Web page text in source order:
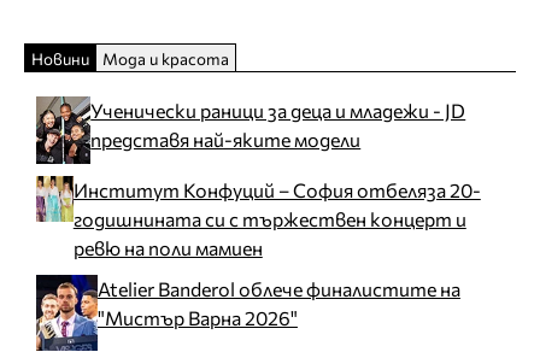
Новини Мода и красота
Ученически раници за деца и младежи - JD
представя най-яките модели
Институт Конфуций – София отбеляза 20-
годишнината си с тържествен концерт и
ревю на поли мамиен
Atelier Banderol облече финалистите на
"Мистър Варна 2026"